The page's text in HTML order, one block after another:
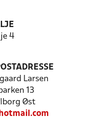
4
Larsen
13
Øst